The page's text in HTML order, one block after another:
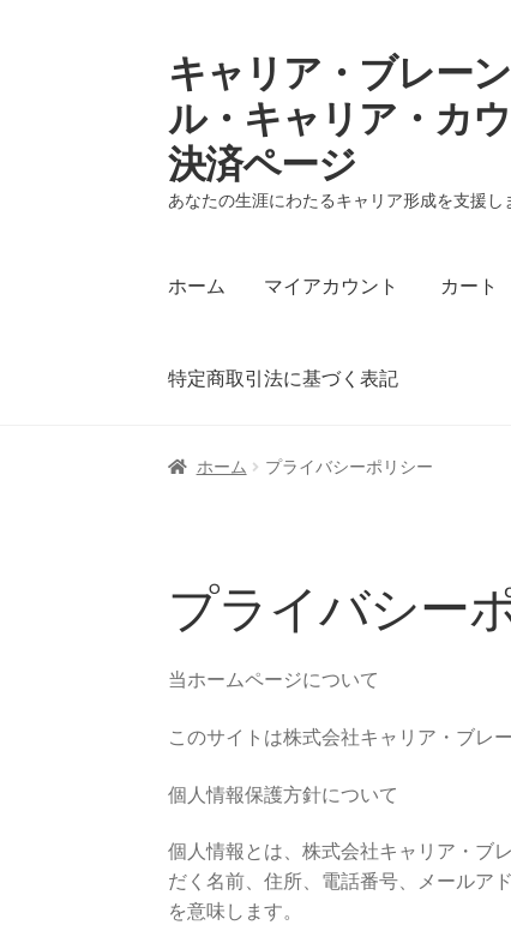
ナ
ビ
ゲ
ー
シ
ョ
ス
プ
コ
ン
テ
ン
ツ
へ
ッ
キャリア・ブレー
ル・キャリア・カ
決済ページ
あなたの生涯にわたるキャリア形成を支援し
ホーム マイアカウント カート
特定商取引法に基づく表記
ホーム マイアカウント カート
ホーム プライバシーポリシー
プライバシー
当ホームページについて
このサイトは株式会社キャリア・ブ
個人情報保護方針について
個人情報とは、株式会社キャリア・ブ
だく名前、住所、電話番号、メールア
を意味します。